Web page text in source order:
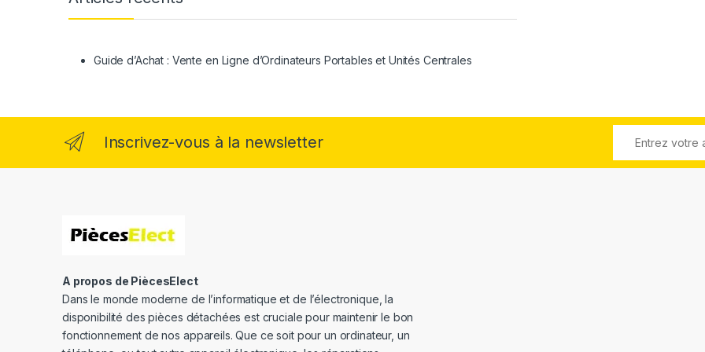
Guide d’Achat : Vente en Ligne d’Ordinateurs Portables et Unités Centrales
Inscrivez-vous à la newsletter
A propos de PiècesElect
Dans le monde moderne de l’informatique et de l’électronique, la
disponibilité des pièces détachées est cruciale pour maintenir le bon
fonctionnement de nos appareils. Que ce soit pour un ordinateur, un